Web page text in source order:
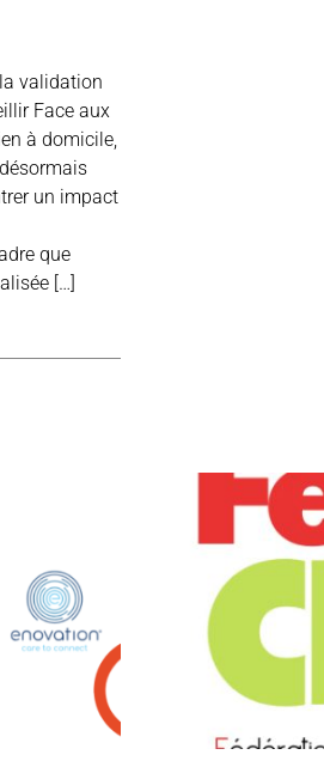
validation
Face aux
à domicile,
un impact
que
[…]